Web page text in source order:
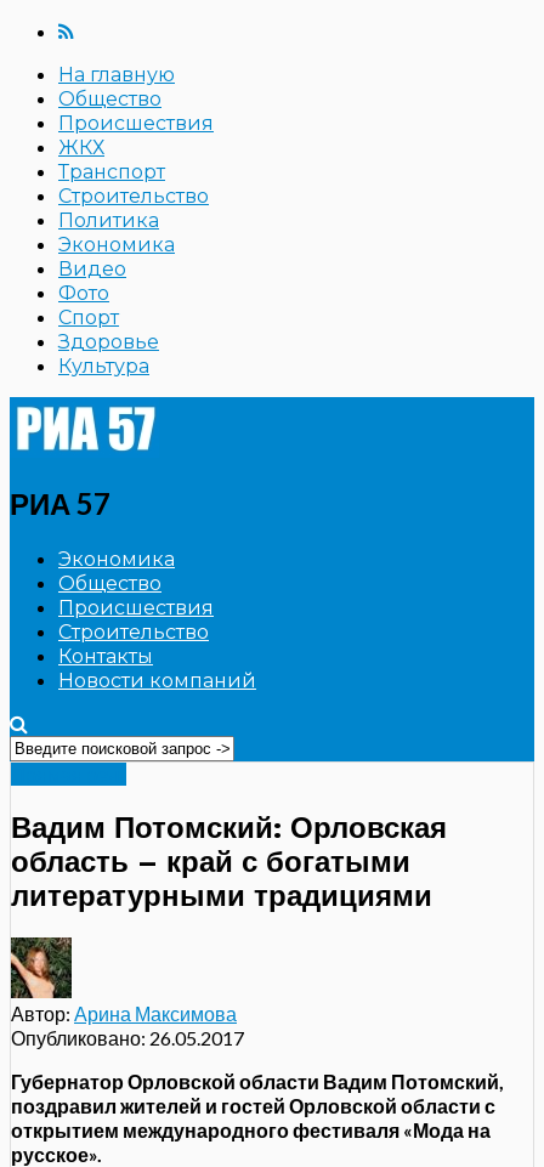
На главную
Общество
Происшествия
ЖКХ
Транспорт
Строительство
Политика
Экономика
Видео
Фото
Спорт
Здоровье
Культура
РИА 57
Экономика
Общество
Происшествия
Строительство
Контакты
Новости компаний
Вадим Потомский: Орловская
область – край с богатыми
литературными традициями
Автор: Арина Максимова
Опубликовано: 26.05.2017
Губернатор Орловской области Вадим Потомский,
поздравил жителей и гостей Орловской области с
открытием международного фестиваля «Мода на
русское».